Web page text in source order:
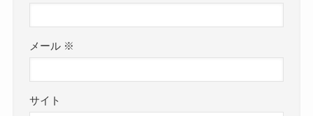
メール ※
サイト